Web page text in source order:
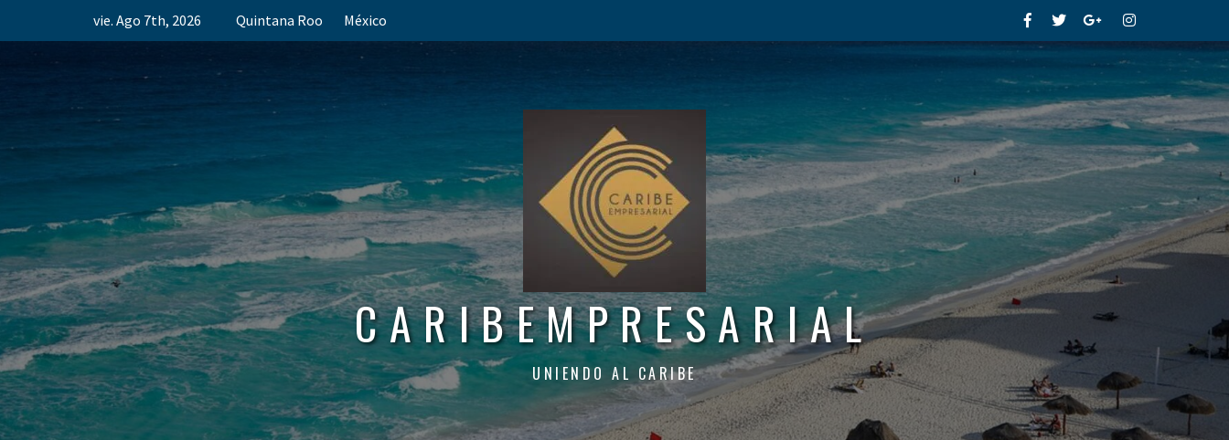
vie. Ago 7th, 2026 Quintana Roo México FacebookTwitterGoogle+Instagram
CARIBEMPRESARIAL
UNIENDO AL CARIBE